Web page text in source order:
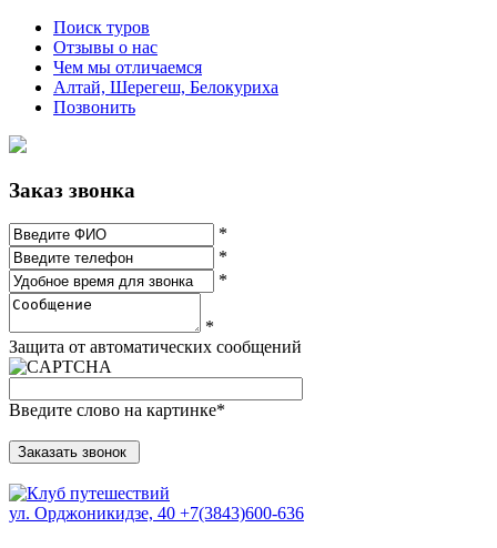
Поиск туров
Отзывы о нас
Чем мы отличаемся
Алтай, Шерегеш, Белокуриха
Позвонить
Заказ звонка
*
*
*
*
Защита от автоматических сообщений
Введите слово на картинке*
ул. Орджоникидзе, 40 +7(3843)600-636